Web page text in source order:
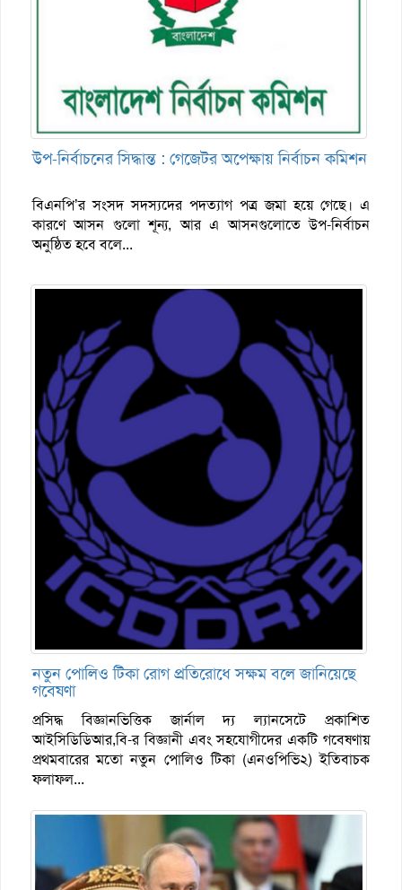
উপ-নির্বাচনের সিদ্ধান্ত : গেজেটর অপেক্ষায় নির্বাচন কমিশন
বিএনপি’র সংসদ সদস্যদের পদত্যাগ পত্র জমা হয়ে গেছে। এ
কারণে আসন গুলো শূন্য, আর এ আসনগুলোতে উপ-নির্বাচন
অনুষ্ঠিত হবে বলে...
নতুন পোলিও টিকা রোগ প্রতিরোধে সক্ষম বলে জানিয়েছে
গবেষণা
প্রসিদ্ধ বিজ্ঞানভিত্তিক জার্নাল দ্য ল্যানসেটে প্রকাশিত
আইসিডিডিআর,বি-র বিজ্ঞানী এবং সহযোগীদের একটি গবেষণায়
প্রথমবারের মতো নতুন পোলিও টিকা (এনওপিভি২) ইতিবাচক
ফলাফল...